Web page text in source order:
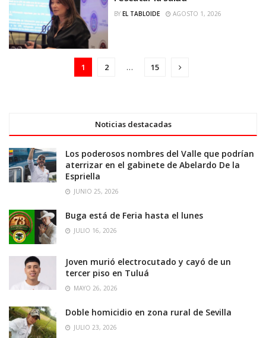
BY EL TABLOIDE AGOSTO 1, 2026
1 2 … 15
Noticias destacadas
Los poderosos nombres del Valle que podrían
aterrizar en el gabinete de Abelardo De la
Espriella
JUNIO 25, 2026
Buga está de Feria hasta el lunes
JULIO 16, 2026
Joven murió electrocutado y cayó de un
tercer piso en Tuluá
MAYO 26, 2026
Doble homicidio en zona rural de Sevilla
JULIO 23, 2026